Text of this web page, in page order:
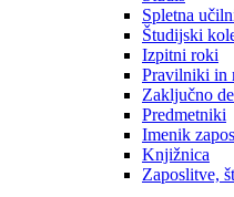
Spletna
Študijski
Izpitni roki
Pravilniki in
Zaključno
Predmetniki
Imenik
Knjižnica
Zaposlitve,